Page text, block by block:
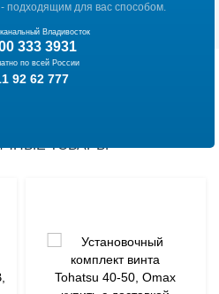
подходящим для вас способом.
Владивосток
333 3931
по всей России
92 62 777
ТОВАРЫ